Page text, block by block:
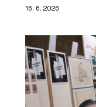
16. 6. 2026